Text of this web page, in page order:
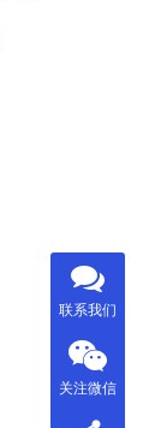
联系我们
关注微信